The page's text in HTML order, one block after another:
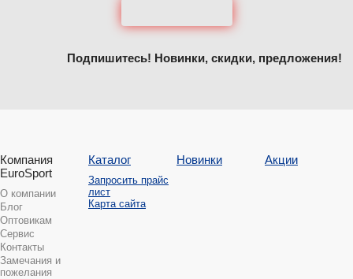
Подпишитесь! Новинки, скидки, предложения!
Компания
EuroSport
О компании
Блог
Оптовикам
Сервис
Контакты
Замечания и
пожелания
Каталог
Запросить прайс
лист
Карта сайта
Новинки Акции